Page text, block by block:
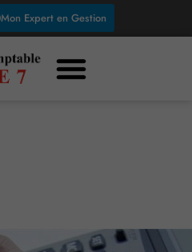
Mon Expert en Gestion